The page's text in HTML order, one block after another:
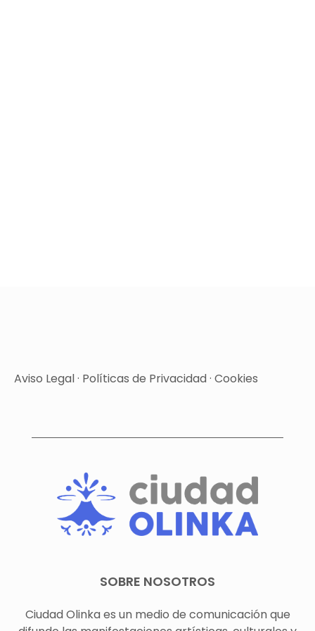
Aviso Legal· Políticas de Privacidad· Cookies
SOBRE NOSOTROS
Ciudad Olinka es un medio de comunicación que